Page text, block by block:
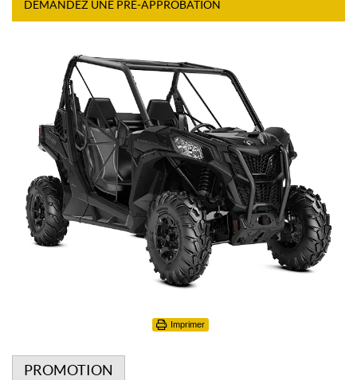
DEMANDEZ UNE PRÉ-APPROBATION
Imprimer
PROMOTION